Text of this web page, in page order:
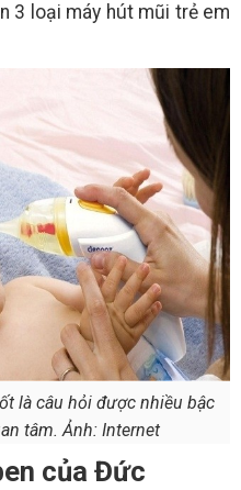
3 loại máy hút mũi trẻ em
là câu hỏi được nhiều bậc
tâm. Ảnh: Internet
của Đức